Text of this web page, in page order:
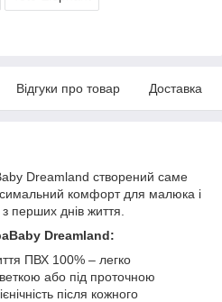
Відгуки про товар Доставка
Dreamland створений саме
комфорт для малюка і
перших днів життя.
Dreamland:
ПВХ 100% – легко
або під проточною
після кожного